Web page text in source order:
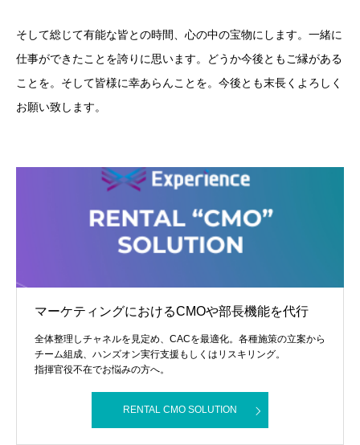
そして総じて有能な皆との時間、心の中の宝物にします。一緒に
仕事ができたことを誇りに思います。どうか今後ともご縁がある
ことを。そして皆様に幸あらんことを。今後とも末長くよろしく
お願い致します。
マーケティングにおけるCMOや部長機能を代行
全体整理しチャネルを見定め、CACを最適化。各種施策の立案から
チーム組成、ハンズオン実行支援もしくはリスキリング。
指揮官役不在でお悩みの方へ。
RENTAL CMO SOLUTION